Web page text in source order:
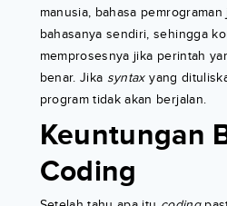
manusia, bahasa
bahasanya sendiri, sehingga
memprosesnya jika perintah
benar. Jika syntaxyang
program tidak akan berjalan.
Keuntungan
Coding